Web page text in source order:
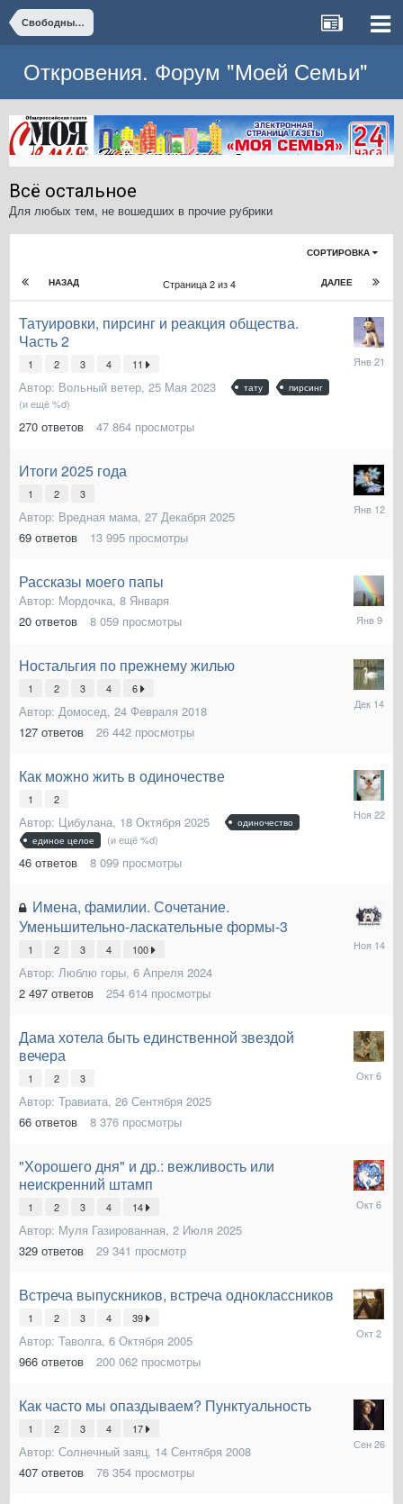
Свободные темы
Откровения. Форум "Моей Семьи"
Всё остальное
Для любых тем, не вошедших в прочие рубрики
СОРТИРОВКА
НАЗАД ДАЛЕЕ
Страница 2 из 4
Татуировки, пирсинг и реакция общества.
Часть 2
1 2 3 4 11
Автор: Вольный ветер, 25 Мая 2023 тату пирсинг
(и ещё %d)
270 ответов 47 864 просмотры
21
Итоги 2025 года
1 2 3
Автор: Вредная мама, 27 Декабря 2025
69 ответов 13 995 просмотры
12
Рассказы моего папы
Автор: Мордочка, 8 Января
20 ответов 8 059 просмотры
9
Ностальгия по прежнему жилью
1 2 3 4 6
Автор: Домосед, 24 Февраля 2018
127 ответов 26 442 просмотры
14
Декабря
Как можно жить в одиночестве
1 2
Автор: Цибулана, 18 Октября 2025
одиночество
единое целое
(и ещё %d)
46 ответов 8 099 просмотры
22
Имена, фамилии. Сочетание.
Уменьшительно-ласкательные формы-3
1 2 3 4 100
Автор: Люблю горы, 6 Апреля 2024
2 497 ответов 254 614 просмотры
14
Ноября
Дама хотела быть единственной звездой
вечера
1 2 3
Автор: Травиата, 26 Сентября 2025
66 ответов 8 376 просмотры
6
Октября
"Хорошего дня" и др.: вежливость или
неискренний штамп
1 2 3 4 14
Автор: Муля Газированная, 2 Июля 2025
329 ответов 29 341 просмотр
6
Октября
Встреча выпускников, встреча одноклассников
1 2 3 4 39
Автор: Таволга, 6 Октября 2005
966 ответов 200 062 просмотры
2
Октября
Как часто мы опаздываем? Пунктуальность
1 2 3 4 17
Автор: Солнечный заяц, 14 Сентября 2008
407 ответов 76 354 просмотры
26